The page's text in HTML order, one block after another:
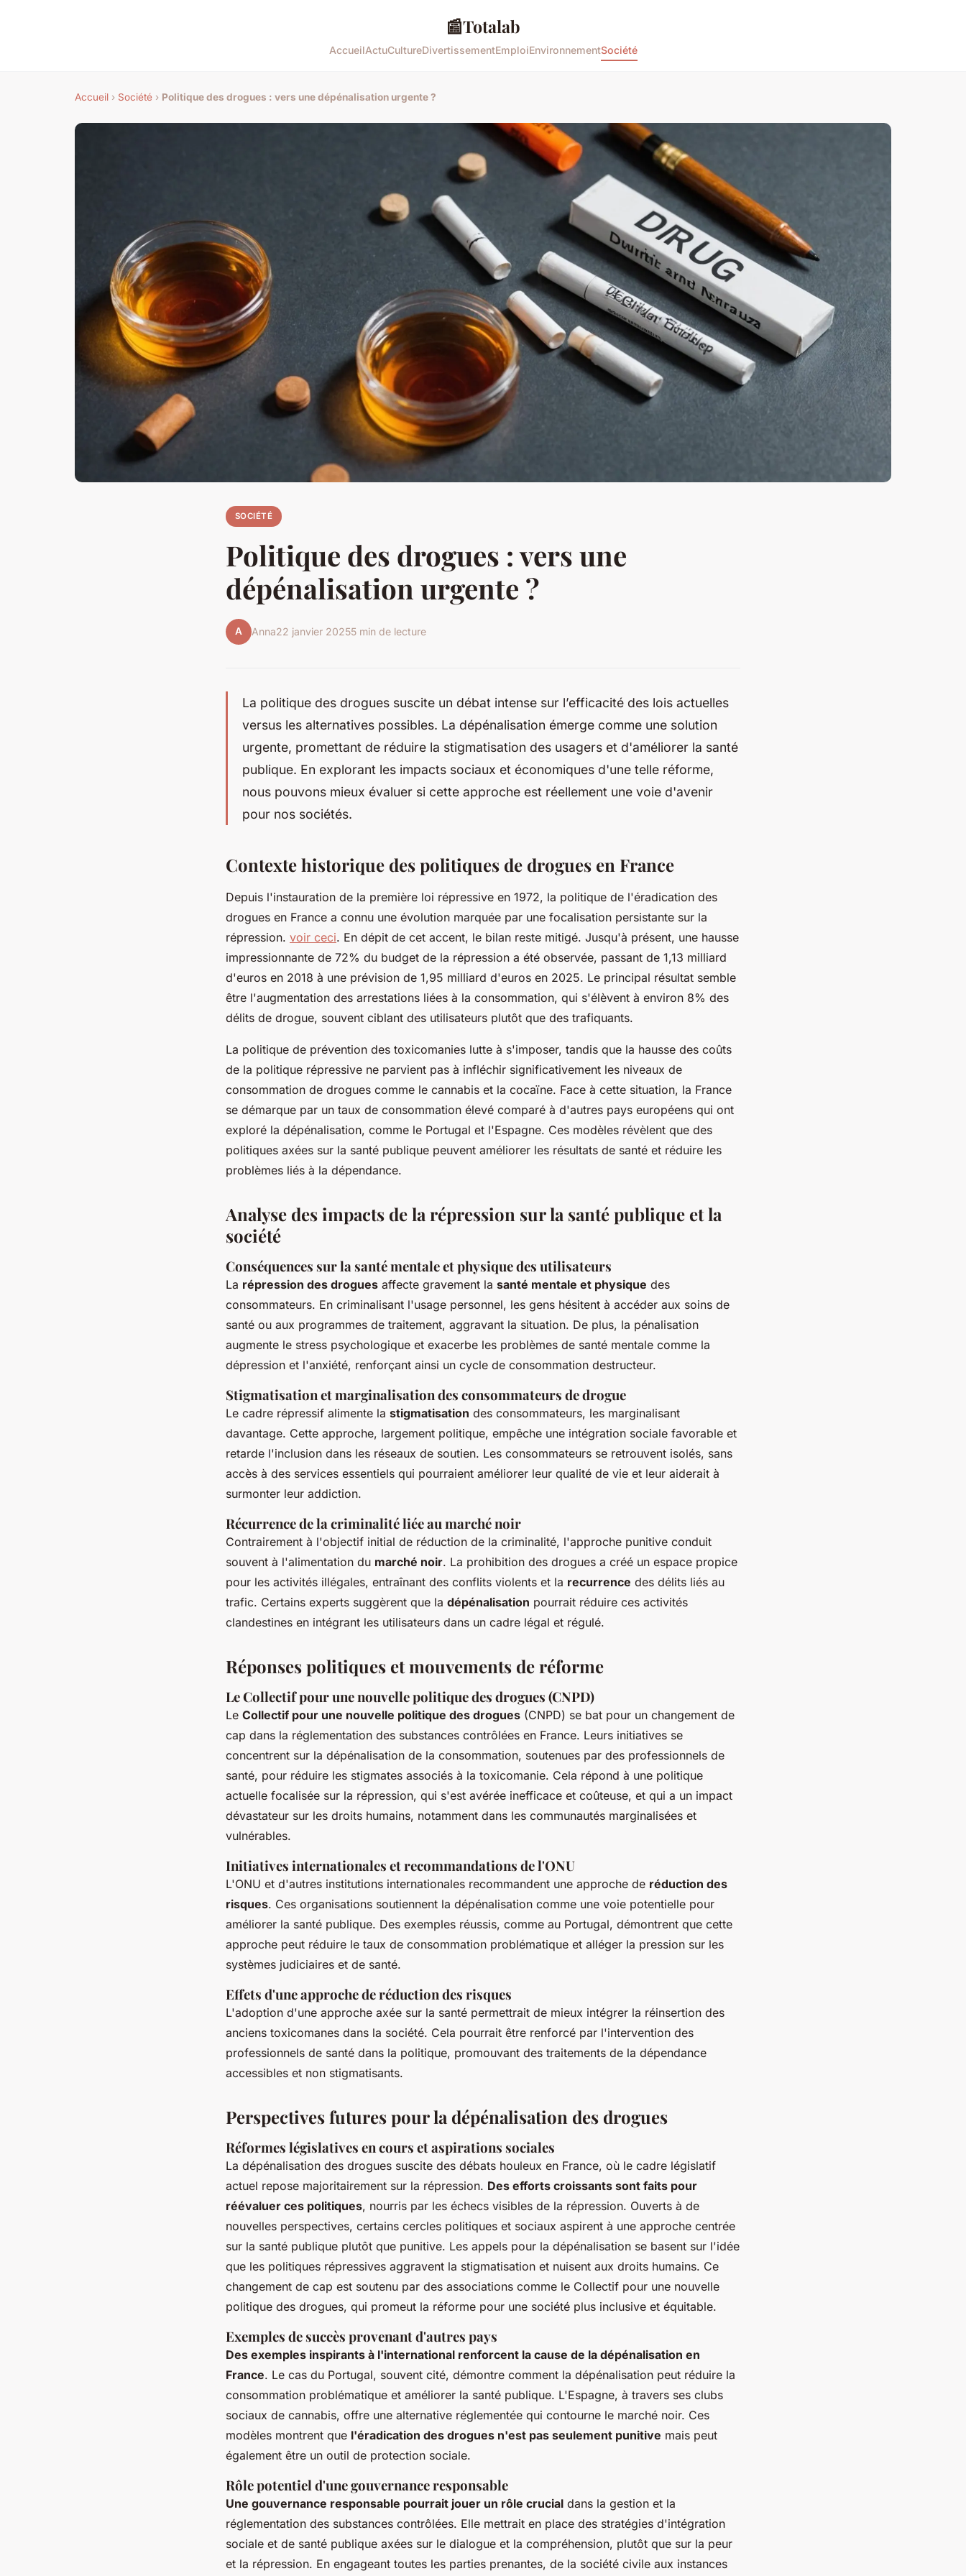
📰Totalab
AccueilActuCultureDivertissementEmploiEnvironnementSociété
Accueil › Société › Politique des drogues : vers une dépénalisation urgente ?
SOCIÉTÉ
Politique des drogues : vers une
dépénalisation urgente ?
A Anna22 janvier 20255 min de lecture
La politique des drogues suscite un débat intense sur l’efficacité des lois actuelles
versus les alternatives possibles. La dépénalisation émerge comme une solution
urgente, promettant de réduire la stigmatisation des usagers et d'améliorer la santé
publique. En explorant les impacts sociaux et économiques d'une telle réforme,
nous pouvons mieux évaluer si cette approche est réellement une voie d'avenir
pour nos sociétés.
Contexte historique des politiques de drogues en France
Depuis l'instauration de la première loi répressive en 1972, la politique de l'éradication des
drogues en France a connu une évolution marquée par une focalisation persistante sur la
répression. voir ceci. En dépit de cet accent, le bilan reste mitigé. Jusqu'à présent, une hausse
impressionnante de 72% du budget de la répression a été observée, passant de 1,13 milliard
d'euros en 2018 à une prévision de 1,95 milliard d'euros en 2025. Le principal résultat semble
être l'augmentation des arrestations liées à la consommation, qui s'élèvent à environ 8% des
délits de drogue, souvent ciblant des utilisateurs plutôt que des trafiquants.
La politique de prévention des toxicomanies lutte à s'imposer, tandis que la hausse des coûts
de la politique répressive ne parvient pas à infléchir significativement les niveaux de
consommation de drogues comme le cannabis et la cocaïne. Face à cette situation, la France
se démarque par un taux de consommation élevé comparé à d'autres pays européens qui ont
exploré la dépénalisation, comme le Portugal et l'Espagne. Ces modèles révèlent que des
politiques axées sur la santé publique peuvent améliorer les résultats de santé et réduire les
problèmes liés à la dépendance.
Analyse des impacts de la répression sur la santé publique et la
société
Conséquences sur la santé mentale et physique des utilisateurs
La répression des drogues affecte gravement la santé mentale et physique des
consommateurs. En criminalisant l'usage personnel, les gens hésitent à accéder aux soins de
santé ou aux programmes de traitement, aggravant la situation. De plus, la pénalisation
augmente le stress psychologique et exacerbe les problèmes de santé mentale comme la
dépression et l'anxiété, renforçant ainsi un cycle de consommation destructeur.
Stigmatisation et marginalisation des consommateurs de drogue
Le cadre répressif alimente la stigmatisation des consommateurs, les marginalisant
davantage. Cette approche, largement politique, empêche une intégration sociale favorable et
retarde l'inclusion dans les réseaux de soutien. Les consommateurs se retrouvent isolés, sans
accès à des services essentiels qui pourraient améliorer leur qualité de vie et leur aiderait à
surmonter leur addiction.
Récurrence de la criminalité liée au marché noir
Contrairement à l'objectif initial de réduction de la criminalité, l'approche punitive conduit
souvent à l'alimentation du marché noir. La prohibition des drogues a créé un espace propice
pour les activités illégales, entraînant des conflits violents et la recurrence des délits liés au
trafic. Certains experts suggèrent que la dépénalisation pourrait réduire ces activités
clandestines en intégrant les utilisateurs dans un cadre légal et régulé.
Réponses politiques et mouvements de réforme
Le Collectif pour une nouvelle politique des drogues (CNPD)
Le Collectif pour une nouvelle politique des drogues (CNPD) se bat pour un changement de
cap dans la réglementation des substances contrôlées en France. Leurs initiatives se
concentrent sur la dépénalisation de la consommation, soutenues par des professionnels de
santé, pour réduire les stigmates associés à la toxicomanie. Cela répond à une politique
actuelle focalisée sur la répression, qui s'est avérée inefficace et coûteuse, et qui a un impact
dévastateur sur les droits humains, notamment dans les communautés marginalisées et
vulnérables.
Initiatives internationales et recommandations de l'ONU
L'ONU et d'autres institutions internationales recommandent une approche de réduction des
risques. Ces organisations soutiennent la dépénalisation comme une voie potentielle pour
améliorer la santé publique. Des exemples réussis, comme au Portugal, démontrent que cette
approche peut réduire le taux de consommation problématique et alléger la pression sur les
systèmes judiciaires et de santé.
Effets d'une approche de réduction des risques
L'adoption d'une approche axée sur la santé permettrait de mieux intégrer la réinsertion des
anciens toxicomanes dans la société. Cela pourrait être renforcé par l'intervention des
professionnels de santé dans la politique, promouvant des traitements de la dépendance
accessibles et non stigmatisants.
Perspectives futures pour la dépénalisation des drogues
Réformes législatives en cours et aspirations sociales
La dépénalisation des drogues suscite des débats houleux en France, où le cadre législatif
actuel repose majoritairement sur la répression. Des efforts croissants sont faits pour
réévaluer ces politiques, nourris par les échecs visibles de la répression. Ouverts à de
nouvelles perspectives, certains cercles politiques et sociaux aspirent à une approche centrée
sur la santé publique plutôt que punitive. Les appels pour la dépénalisation se basent sur l'idée
que les politiques répressives aggravent la stigmatisation et nuisent aux droits humains. Ce
changement de cap est soutenu par des associations comme le Collectif pour une nouvelle
politique des drogues, qui promeut la réforme pour une société plus inclusive et équitable.
Exemples de succès provenant d'autres pays
Des exemples inspirants à l'international renforcent la cause de la dépénalisation en
France. Le cas du Portugal, souvent cité, démontre comment la dépénalisation peut réduire la
consommation problématique et améliorer la santé publique. L'Espagne, à travers ses clubs
sociaux de cannabis, offre une alternative réglementée qui contourne le marché noir. Ces
modèles montrent que l'éradication des drogues n'est pas seulement punitive mais peut
également être un outil de protection sociale.
Rôle potentiel d'une gouvernance responsable
Une gouvernance responsable pourrait jouer un rôle crucial dans la gestion et la
réglementation des substances contrôlées. Elle mettrait en place des stratégies d'intégration
sociale et de santé publique axées sur le dialogue et la compréhension, plutôt que sur la peur
et la répression. En engageant toutes les parties prenantes, de la société civile aux instances